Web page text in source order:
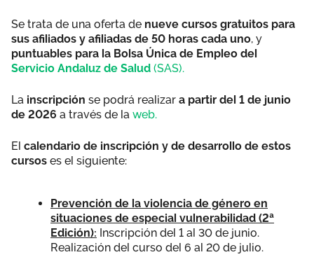
Se trata de una oferta de nueve cursos gratuitos para
sus afiliados y afiliadas de 50 horas cada uno, y
puntuables para la Bolsa Única de Empleo del
Servicio Andaluz de Salud (SAS).
La inscripción se podrá realizar a partir del 1 de junio
de 2026 a través de la web.
El calendario de inscripción y de desarrollo de estos
cursos es el siguiente:
Prevención de la violencia de género en
situaciones de especial vulnerabilidad (2ª
Edición): Inscripción del 1 al 30 de junio.
Realización del curso del 6 al 20 de julio.